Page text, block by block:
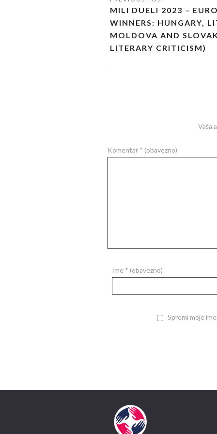
MILI DUELI 2023 –
WINNERS: HUNGARY,
MOLDOVA AND
LITERARY CRITICISM)
Vaša
Komentar * (obavezno)
Ime * (obavezno)
Spremi moje